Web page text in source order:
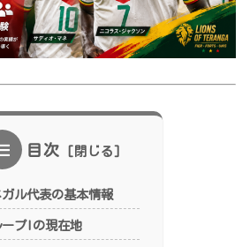
目次
ガル代表の基本情報
ープIの現在地